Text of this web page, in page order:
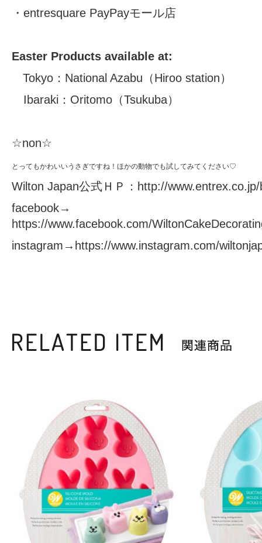
・ entresquare PayPayモール店
Easter Products available at:
Tokyo： National Azabu （Hiroo station）
Ibaraki： Oritomo （Tsukuba）
☆non☆
とってもかわいいうさぎですね！ほかの動物でも試してみてください♡
Wilton Japan公式ＨＰ： http://
facebook→
https://www.facebook.com/
instagram→ https://www.instagram.com/